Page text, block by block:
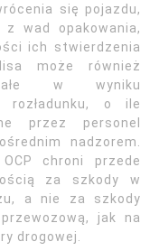
się pojazdu,
wad opakowania,
ich stwierdzenia
może również
w wyniku
rozładunku, o ile
przez personel
nadzorem.
chroni przede
za szkody w
a nie za szkody
jak na
drogowej.